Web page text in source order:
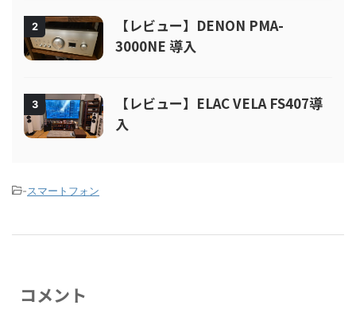
2
【レビュー】DENON PMA-
3000NE 導入
3
【レビュー】ELAC VELA FS407導
入
-スマートフォン
コメント